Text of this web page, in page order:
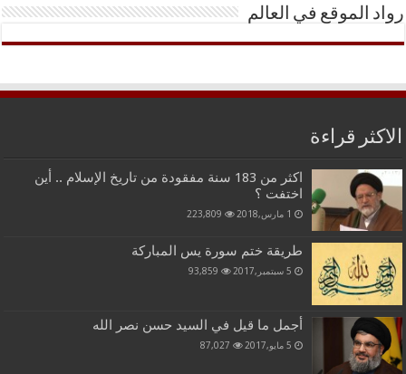
رواد الموقع في العالم
الاكثر قراءة
اكثر من 183 سنة مفقودة من تاريخ الإسلام .. أين
اختفت ؟
1 مارس,2018 223,809
طريقة ختم سورة يس المباركة
5 سبتمبر,2017 93,859
أجمل ما قيل في السيد حسن نصر الله
5 مايو,2017 87,027